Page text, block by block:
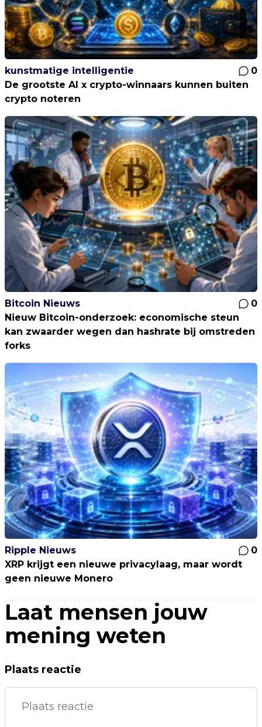
kunstmatige intelligentie
0
De grootste AI x crypto-winnaars kunnen buiten
crypto noteren
Bitcoin Nieuws
0
Nieuw Bitcoin-onderzoek: economische steun
kan zwaarder wegen dan hashrate bij omstreden
forks
Ripple Nieuws
0
XRP krijgt een nieuwe privacylaag, maar wordt
geen nieuwe Monero
Laat mensen jouw
mening weten
Plaats reactie